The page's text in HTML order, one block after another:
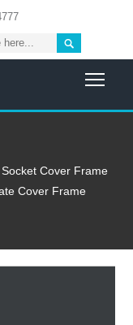

Cover Frame
Cover Frame